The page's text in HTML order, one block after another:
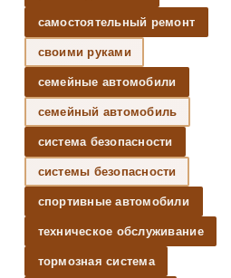
самостоятельный ремонт
своими руками
семейные автомобили
семейный автомобиль
система безопасности
системы безопасности
спортивные автомобили
техническое обслуживание
тормозная система